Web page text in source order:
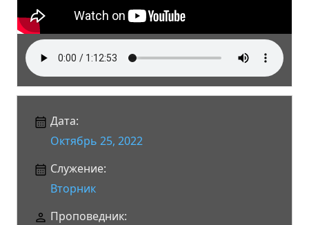
Дата:
Октябрь 25, 2022
Служение:
Вторник
Проповедник: